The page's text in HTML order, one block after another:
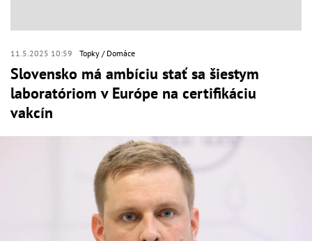
11.5.2025 10:59 Topky Domáce
Slovensko má ambíciu stať sa šiestym
laboratóriom v Európe na certifikáciu
vakcín